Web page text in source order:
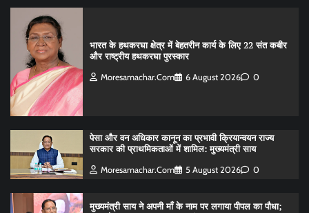
भारत के हथकरघा क्षेत्र में बेहतरीन कार्य के लिए 22 संत कबीर
और राष्ट्रीय हथकरघा पुरस्कार
Moresamachar.com 6 August 2026 0
पेसा और वन अधिकार कानून का प्रभावी क्रियान्वयन राज्य
सरकार की प्राथमिकताओं में शामिल: मुख्यमंत्री साय
Moresamachar.com 5 August 2026 0
मुख्यमंत्री साय ने अपनी माँ के नाम पर लगाया पीपल का पौधा;